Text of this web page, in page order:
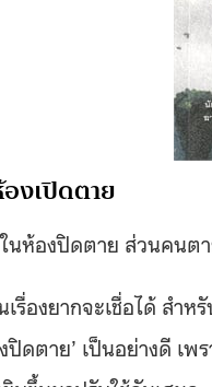
งเปิดตาย
นห้องปิดตาย ส่วนคนต
เรื่องยากจะเชื่อได้ ส
ปิดตาย’ เป็นอย่างดี เ